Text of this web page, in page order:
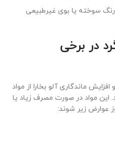
سوخته یا بوی غیرطبیعی
در برخی
ماندگاری آلو بخارا از مواد
این مواد در صورت مصرف زیاد یا
عوارض زیر شوند: